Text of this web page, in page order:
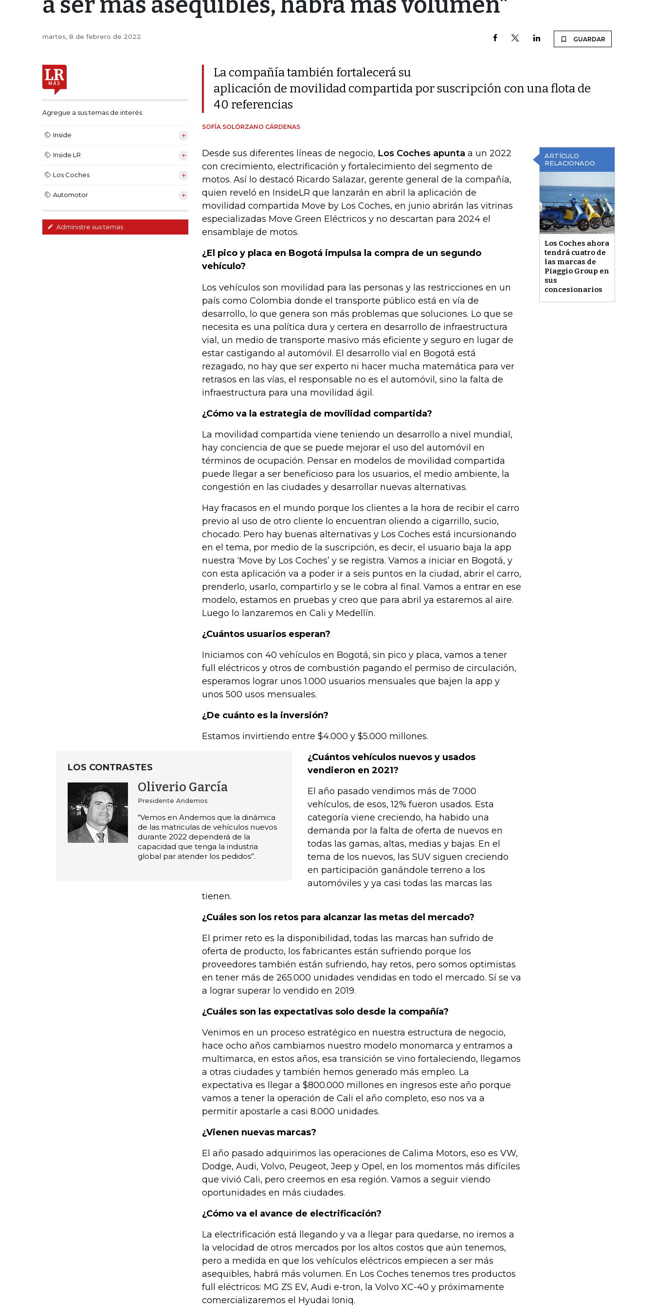
martes, 8 de febrero de 2022 GUARDAR
Agregue a sus temas de interés
Inside
Inside LR
Los Coches
Automotor
Administre sus temas
La compañía también fortalecerá su
aplicación de movilidad compartida por suscripción con una flota de
40 referencias
SOFÍA SOLÓRZANO CÁRDENAS
ARTÍCULO
RELACIONADO
Los Coches ahora
tendrá cuatro de
las marcas de
Piaggio Group en
sus
concesionarios
Desde sus diferentes líneas de negocio, Los Coches apunta a un 2022
con crecimiento, electrificación y fortalecimiento del segmento de
motos. Así lo destacó Ricardo Salazar, gerente general de la compañía,
quien reveló en InsideLR que lanzarán en abril la aplicación de
movilidad compartida Move by Los Coches, en junio abrirán las vitrinas
especializadas Move Green Eléctricos y no descartan para 2024 el
ensamblaje de motos.
¿El pico y placa en Bogotá impulsa la compra de un segundo
vehículo?
Los vehículos son movilidad para las personas y las restricciones en un
país como Colombia donde el transporte público está en vía de
desarrollo, lo que genera son más problemas que soluciones. Lo que se
necesita es una política dura y certera en desarrollo de infraestructura
vial, un medio de transporte masivo más eficiente y seguro en lugar de
estar castigando al automóvil. El desarrollo vial en Bogotá está
rezagado, no hay que ser experto ni hacer mucha matemática para ver
retrasos en las vías, el responsable no es el automóvil, sino la falta de
infraestructura para una movilidad ágil.
¿Cómo va la estrategia de movilidad compartida?
La movilidad compartida viene teniendo un desarrollo a nivel mundial,
hay conciencia de que se puede mejorar el uso del automóvil en
términos de ocupación. Pensar en modelos de movilidad compartida
puede llegar a ser beneficioso para los usuarios, el medio ambiente, la
congestión en las ciudades y desarrollar nuevas alternativas.
Hay fracasos en el mundo porque los clientes a la hora de recibir el carro
previo al uso de otro cliente lo encuentran oliendo a cigarrillo, sucio,
chocado. Pero hay buenas alternativas y Los Coches está incursionando
en el tema, por medio de la suscripción, es decir, el usuario baja la app
nuestra ‘Move by Los Coches’ y se registra. Vamos a iniciar en Bogotá, y
con esta aplicación va a poder ir a seis puntos en la ciudad, abrir el carro,
prenderlo, usarlo, compartirlo y se le cobra al final. Vamos a entrar en ese
modelo, estamos en pruebas y creo que para abril ya estaremos al aire.
Luego lo lanzaremos en Cali y Medellín.
¿Cuántos usuarios esperan?
Iniciamos con 40 vehículos en Bogotá, sin pico y placa, vamos a tener
full eléctricos y otros de combustión pagando el permiso de circulación,
esperamos lograr unos 1.000 usuarios mensuales que bajen la app y
unos 500 usos mensuales.
¿De cuánto es la inversión?
Estamos invirtiendo entre $4.000 y $5.000 millones.
LOS CONTRASTES
Oliverio García
Presidente Andemos
“Vemos en Andemos que la dinámica
de las matriculas de vehículos nuevos
durante 2022 dependerá de la
capacidad que tenga la industria
global par atender los pedidos”.
¿Cuántos vehículos nuevos y usados
vendieron en 2021?
El año pasado vendimos más de 7.000
vehículos, de esos, 12% fueron usados. Esta
categoría viene creciendo, ha habido una
demanda por la falta de oferta de nuevos en
todas las gamas, altas, medias y bajas. En el
tema de los nuevos, las SUV siguen creciendo
en participación ganándole terreno a los
automóviles y ya casi todas las marcas las
tienen.
¿Cuáles son los retos para alcanzar las metas del mercado?
El primer reto es la disponibilidad, todas las marcas han sufrido de
oferta de producto, los fabricantes están sufriendo porque los
proveedores también están sufriendo, hay retos, pero somos optimistas
en tener más de 265.000 unidades vendidas en todo el mercado. Sí se va
a lograr superar lo vendido en 2019.
¿Cuáles son las expectativas solo desde la compañía?
Venimos en un proceso estratégico en nuestra estructura de negocio,
hace ocho años cambiamos nuestro modelo monomarca y entramos a
multimarca, en estos años, esa transición se vino fortaleciendo, llegamos
a otras ciudades y también hemos generado más empleo. La
expectativa es llegar a $800.000 millones en ingresos este año porque
vamos a tener la operación de Cali el año completo, eso nos va a
permitir apostarle a casi 8.000 unidades.
¿Vienen nuevas marcas?
El año pasado adquirimos las operaciones de Calima Motors, eso es VW,
Dodge, Audi, Volvo, Peugeot, Jeep y Opel, en los momentos más difíciles
que vivió Cali, pero creemos en esa región. Vamos a seguir viendo
oportunidades en más ciudades.
¿Cómo va el avance de electrificación?
La electrificación está llegando y va a llegar para quedarse, no iremos a
la velocidad de otros mercados por los altos costos que aún tenemos,
pero a medida en que los vehículos eléctricos empiecen a ser más
asequibles, habrá más volumen. En Los Coches tenemos tres productos
full eléctricos: MG ZS EV, Audi e-tron, la Volvo XC-40 y próximamente
comercializaremos el Hyudai Ioniq.